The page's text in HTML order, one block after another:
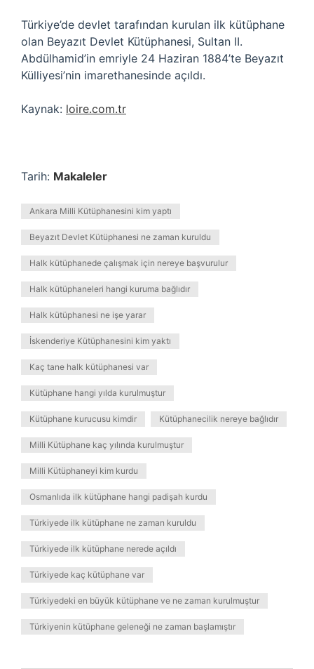
Türkiye’de devlet tarafından kurulan ilk kütüphane
olan Beyazıt Devlet Kütüphanesi, Sultan II.
Abdülhamid’in emriyle 24 Haziran 1884’te Beyazıt
Külliyesi’nin imarethanesinde açıldı.
Kaynak: loire.com.tr
Tarih: Makaleler
Ankara Milli Kütüphanesini kim yaptı
Beyazıt Devlet Kütüphanesi ne zaman kuruldu
Halk kütüphanede çalışmak için nereye başvurulur
Halk kütüphaneleri hangi kuruma bağlıdır
Halk kütüphanesi ne işe yarar
İskenderiye Kütüphanesini kim yaktı
Kaç tane halk kütüphanesi var
Kütüphane hangi yılda kurulmuştur
Kütüphane kurucusu kimdir Kütüphanecilik nereye bağlıdır
Milli Kütüphane kaç yılında kurulmuştur
Milli Kütüphaneyi kim kurdu
Osmanlıda ilk kütüphane hangi padişah kurdu
Türkiyede ilk kütüphane ne zaman kuruldu
Türkiyede ilk kütüphane nerede açıldı
Türkiyede kaç kütüphane var
Türkiyedeki en büyük kütüphane ve ne zaman kurulmuştur
Türkiyenin kütüphane geleneği ne zaman başlamıştır